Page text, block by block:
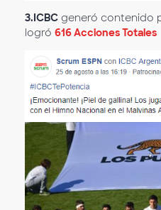
3.ICBC generó contenido
logró 616 Acciones Totales